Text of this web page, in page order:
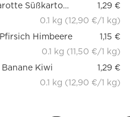
Holle Bio Veggie Bunny, Karotte Süßkartoffel Erbse
1,29 €
0.1 kg (12,90 €/1 kg)
Himbeere
1,15 €
0.1 kg (11,50 €/1 kg)
Kiwi
1,29 €
0.1 kg (12,90 €/1 kg)